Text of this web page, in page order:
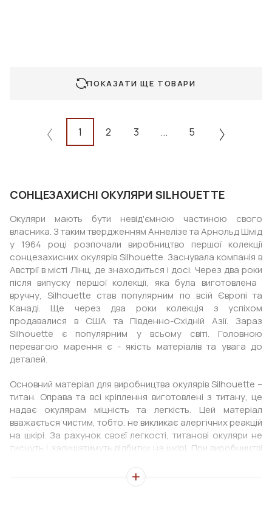
ПОКАЗАТИ ЩЕ ТОВАРИ
1 2 3 ... 5
СОНЦЕЗАХИСНІ ОКУЛЯРИ SILHOUETTE
Окуляри мають бути невід'ємною частиною свого
власника. З таким твердженням Аннелізе та Арнольд Шмід
у 1964 році розпочали виробництво першої колекції
сонцезахисних окулярів Silhouette. Заснувала компанія в
Австрії в місті Лінц, де знаходиться і досі. Через два роки
після випуску першої колекції, яка була виготовлена ​​
вручну, Silhouette став популярним по всій Європі та
Канаді. Ще через два роки колекція з успіхом
продавалися в США та Південно-Східній Азії. Зараз
Silhouette є популярним у всьому світі. Головною
перевагою марення є - якість матеріалів та увага до
деталей.
Основний матеріал для виробництва окулярів Silhouette –
титан. Оправа та всі кріплення виготовлені з титану, це
надає окулярам міцність та легкість. Цей матеріал
вважається чистим, тобто. не викликає алергічних реакцій
на шкірі. За рахунок своєї легкості, титанові окуляри не
тиснуть і залишатимуть відбитки на шкірі. При виробництві